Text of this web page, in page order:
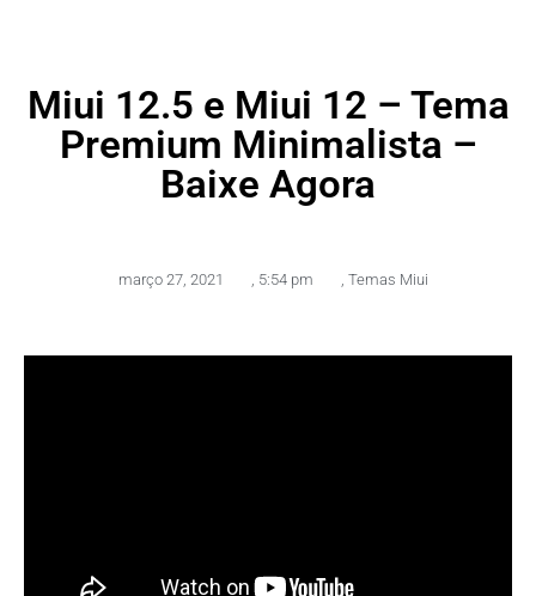
Miui 12.5 e Miui 12 – Tema
Premium Minimalista –
Baixe Agora
março 27, 2021 , 5:54 pm , Temas Miui